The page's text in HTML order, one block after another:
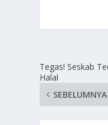
Tegas! Seskab
Halal
SEBELUMNYA